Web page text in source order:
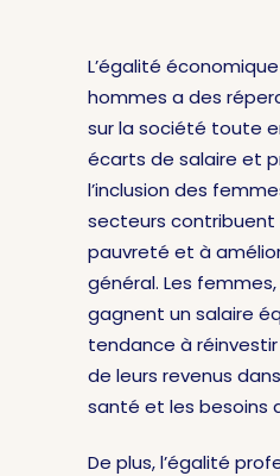
L’égalité
hommes a des
sur la société toute
écarts de salaire et
l’inclusion des
secteurs contribuent
pauvreté et à
général. Les femmes,
gagnent un salaire
tendance à
de leurs revenus
santé et les besoins
De plus, l’égalité